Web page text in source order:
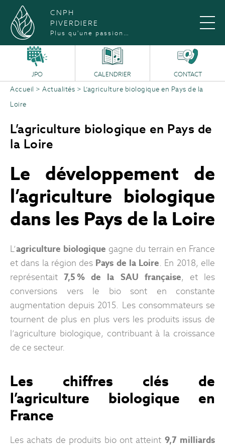
CNPH
PIVERDIERE
Plus qu'une passion…
JPO CALENDRIER CONTACT
Accueil > Actualités > L’agriculture biologique en Pays de la
Loire
L’agriculture biologique en Pays de
la Loire
Le développement de
l’agriculture biologique
dans les Pays de la Loire
L’agriculture biologique gagne du terrain en France
et dans la région des Pays de la Loire. En 2018, elle
représentait7,5 % de la SAU française, et les
conversions vers le bio sont en constante
augmentation depuis 2015. Les consommateurs se
tournent de plus en plus vers les produits issus de
l’agriculture biologique, contribuant à la croissance
de ce secteur.
Les chiffres clés de
l’agriculture biologique en
France
Les achats de produits bio ont atteint 9,7 milliards